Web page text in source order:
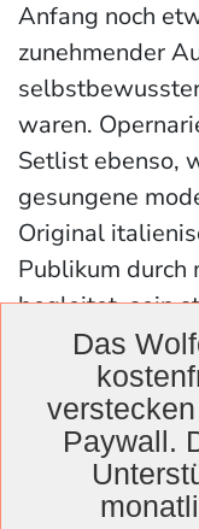
Anfang noch
zunehmender
waren.
Setlist ebenso,
gesungene
Original
Publikum durch
begleitet, sein
me up“ mit
insgesamt
Das
Das
Paywall.